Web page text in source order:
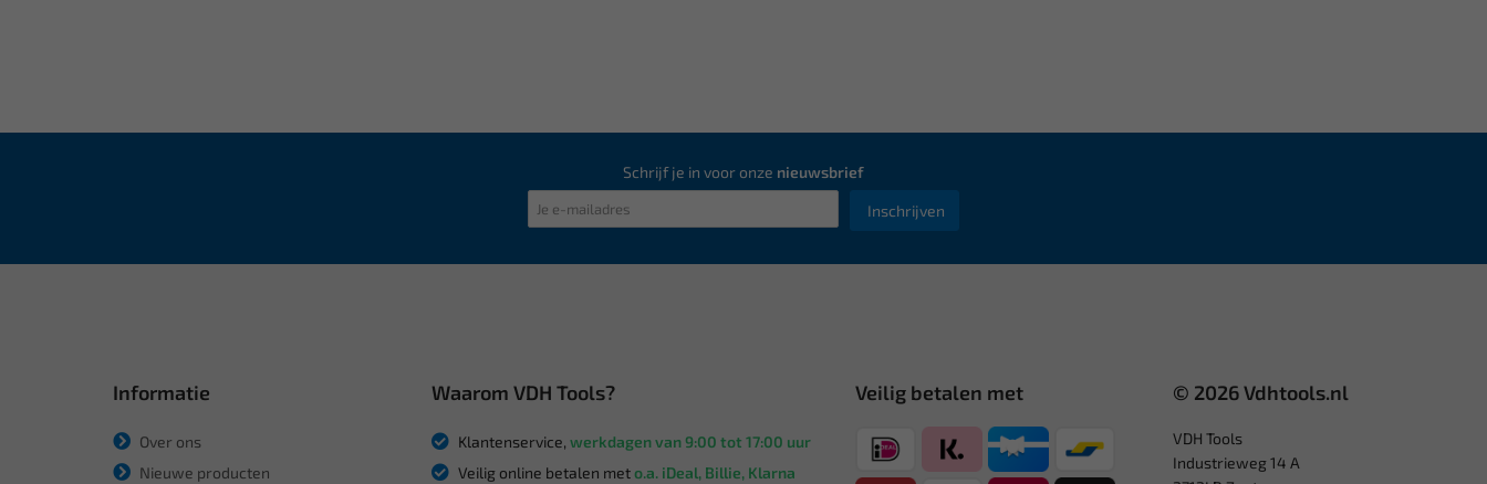
Schrijf je in voor onze nieuwsbrief
Inschrijven
Informatie
Over ons
Nieuwe producten
Waarom VDH Tools?
Klantenservice, werkdagen van 9:00 tot 17:00 uur
Veilig online betalen meto.a. iDeal, Billie, Klarna
Veilig betalen met © 2026 Vdhtools.nl
VDH Tools
Industrieweg 14 A